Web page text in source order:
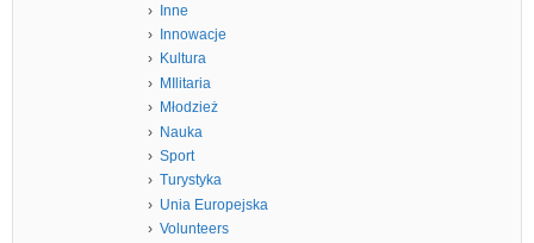
Inne
Innowacje
Kultura
MIlitaria
Młodzież
Nauka
Sport
Turystyka
Unia Europejska
Volunteers